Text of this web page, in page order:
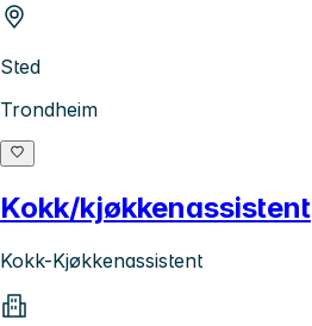
Sted
Trondheim
Kokk/kjøkkenassistent
Kokk-Kjøkkenassistent